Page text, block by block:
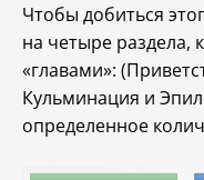
Чтобы добиться
на четыре раздела,
«главами»:
Кульминация и
определенное